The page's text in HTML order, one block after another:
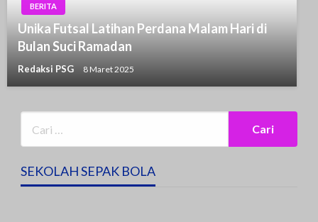
BERITA
Unika Futsal Latihan Perdana Malam Hari di
Bulan Suci Ramadan
Redaksi PSG 8 Maret 2025
SEKOLAH SEPAK BOLA